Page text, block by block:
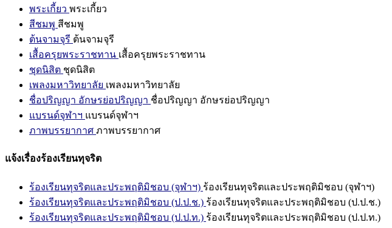
พระเกี้ยว พระเกี้ยว
สีชมพู สีชมพู
ต้นจามจุรี ต้นจามจุรี
เสื้อครุยพระราชทาน เสื้อครุยพระราชทาน
ชุดนิสิต ชุดนิสิต
เพลงมหาวิทยาลัย เพลงมหาวิทยาลัย
ชื่อปริญญา อักษรย่อปริญญา ชื่อปริญญา อักษรย่อปริญญา
แบรนด์จุฬาฯ แบรนด์จุฬาฯ
ภาพบรรยากาศ ภาพบรรยากาศ
แจ้งเรื่องร้องเรียนทุจริต
ร้องเรียนทุจริตและประพฤติมิชอบ (จุฬาฯ) ร้องเรียนทุจริตและประพฤติมิชอบ (จุฬาฯ)
ร้องเรียนทุจริตและประพฤติมิชอบ (ป.ป.ช.) ร้องเรียนทุจริตและประพฤติมิชอบ (ป.ป.ช.)
ร้องเรียนทุจริตและประพฤติมิชอบ (ป.ป.ท.) ร้องเรียนทุจริตและประพฤติมิชอบ (ป.ป.ท.)